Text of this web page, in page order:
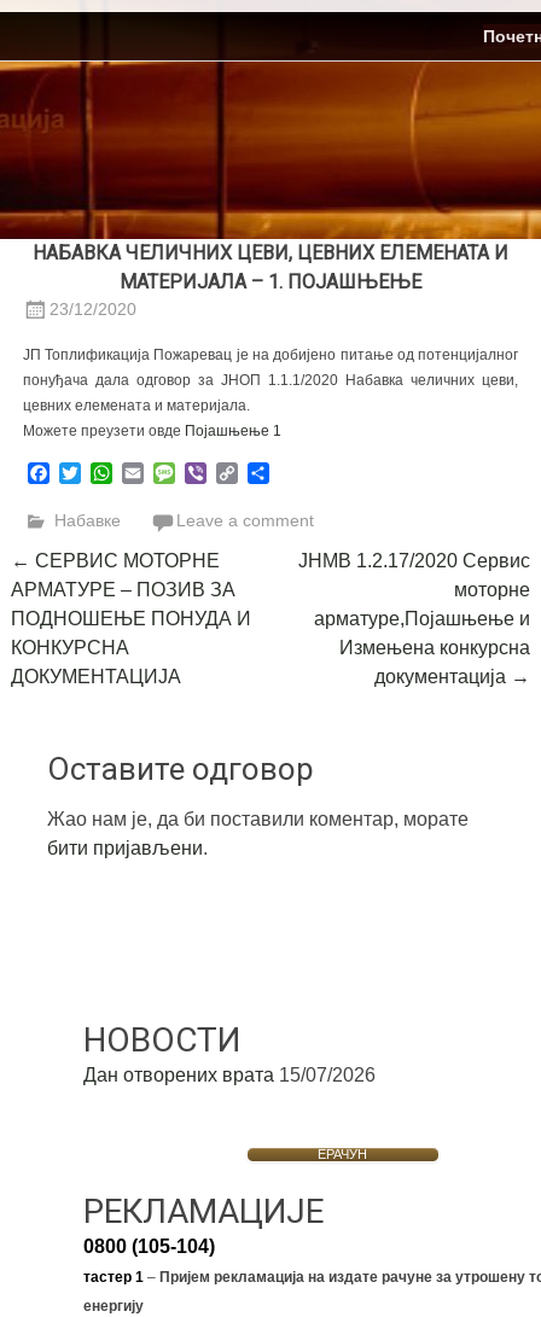
Skip
content
НАБАВКА ЧЕЛИЧНИХ ЦЕВИ, ЦЕВНИХ ЕЛЕМЕНАТА И
МАТЕРИЈАЛА – 1. ПОЈАШЊЕЊЕ
23/12/2020
ЈП Топлификација Пожаревац је на добијено питање од потенцијалног
понуђача дала одговор за ЈНОП 1.1.1/2020 Набавка челичних цеви,
цевних елемената и материјала.
Можете преузети овде Појашњење 1
Facebook
TwitterWhatsApp
EmailMessage
ViberCopy
Набавке Leave a comment
Post
navigation
← СЕРВИС МОТОРНЕ
АРМАТУРЕ – ПОЗИВ ЗА
ПОДНОШЕЊЕ ПОНУДА И
КОНКУРСНА
ДОКУМЕНТАЦИЈА
ЈНМВ 1.2.17/2020 Сервис
моторне
арматуре,Појашњење и
Измењена конкурсна
документација →
Оставите одговор
Жао нам је, да би поставили коментар, морате
бити пријављени.
НОВОСТИ
Дан отворених врата 15/07/2026
ЕРАЧУН
РЕКЛАМАЦИЈЕ
0800 (105-104)
тастер 1–Пријем рекламација на издате рачуне за утрошену
енергију